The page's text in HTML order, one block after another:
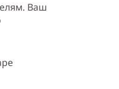
Ваш